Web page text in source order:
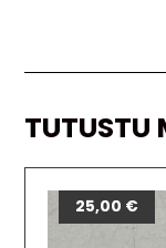
TUTUSTU
25,00 €